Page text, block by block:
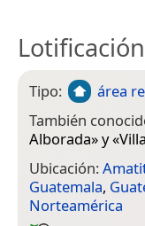
Tipo:
área
También
Alborada» y «
Ubicación:
Guatemala,
Norteamérica